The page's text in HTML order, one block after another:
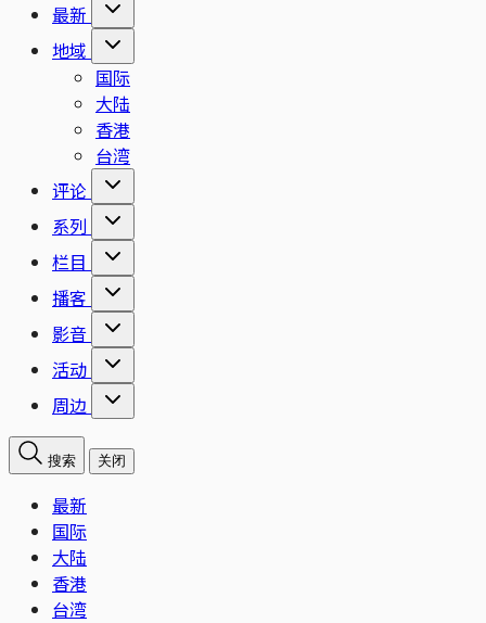
最新
地域
国际
大陆
香港
台湾
评论
系列
栏目
播客
影音
活动
周边
搜索 关闭
最新
国际
大陆
香港
台湾